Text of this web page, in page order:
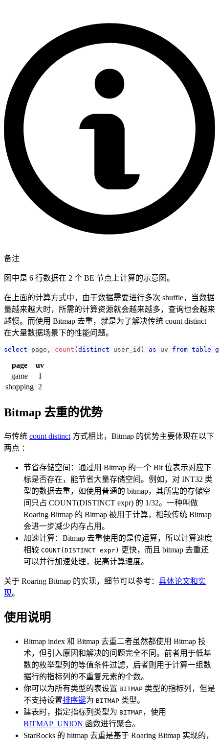
备注
图中是 6 行数据在 2 个 BE 节点上计算的示意图。
在上面的计算方式中，由于数据需要进行多次 shuffle，当数据
量越来越大时，所需的计算资源就会越来越多，查询也会越来
越慢。而使用 Bitmap 去重，就是为了解决传统 count distinct
在大量数据场景下的性能问题。
select page , count ( distinct user_id ) as uv from table
page
uv
game
1
shopping 2
Bitmap 去重的优势
与传统 count distinct 方式相比，Bitmap 的优势主要体现在以下
两点 ：
节省存储空间：通过用 Bitmap 的一个 Bit 位表示对应下
标是否存在，能节省大量存储空间。例如，对 INT32 类
型的数据去重，如使用普通的 bitmap，其所需的存储空
间只占 COUNT(DISTINCT expr) 的 1/32。一种叫做
Roaring Bitmap 的 Bitmap 被用于计算，相较传统 Bitmap
会进一步减少内存占用。
加速计算：Bitmap 去重使用的是位运算，所以计算速度
相较 COUNT(DISTINCT expr) 更快，而且 bitmap 去重还
可以并行加速处理，提高计算速度。
关于 Roaring Bitmap 的实现，细节可以参考： 具体论文和实
现。
使用说明
Bitmap index 和 Bitmap 去重二者虽然都使用 Bitmap 技
术，但引入原因和解决的问题完全不同。前者用于低基
数的枚举型列的等值条件过滤，后者则用于计算一组数
据行的指标列的不重复元素的个数。
你可以为所有类型的表设置 BITMAP 类型的指标列，但是
不支持设置排序键为 BITMAP 类型。
建表时，指定指标列类型为 BITMAP，使用
BITMAP_UNION 函数进行聚合。
StarRocks 的 bitmap 去重是基于 Roaring Bitmap 实现的，